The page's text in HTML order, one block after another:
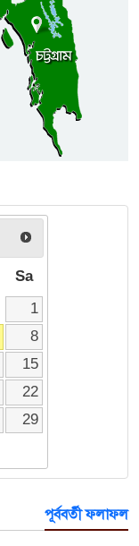
Sa
1
8
15
22
29
পূর্ববর্তী ফলাফল